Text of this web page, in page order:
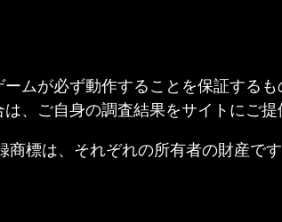
ムが必ず動作することを保証する
、ご自身の調査結果をサイトにご提
標は、それぞれの所有者の財産で